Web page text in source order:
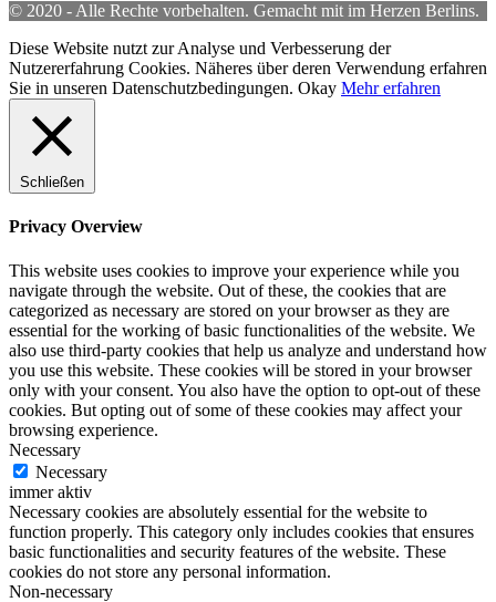
© 2020 - Alle Rechte vorbehalten. Gemacht mit im Herzen Berlins.
Diese Website nutzt zur Analyse und Verbesserung der
Nutzererfahrung Cookies. Näheres über deren Verwendung erfahren
Sie in unseren Datenschutzbedingungen. Okay Mehr erfahren
Schließen
Privacy Overview
This website uses cookies to improve your experience while you
navigate through the website. Out of these, the cookies that are
categorized as necessary are stored on your browser as they are
essential for the working of basic functionalities of the website. We
also use third-party cookies that help us analyze and understand how
you use this website. These cookies will be stored in your browser
only with your consent. You also have the option to opt-out of these
cookies. But opting out of some of these cookies may affect your
browsing experience.
Necessary
Necessary
immer aktiv
Necessary cookies are absolutely essential for the website to
function properly. This category only includes cookies that ensures
basic functionalities and security features of the website. These
cookies do not store any personal information.
Non-necessary